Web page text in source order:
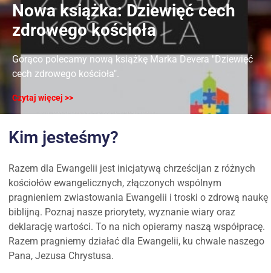
Nowa książka: Dziewięć cech
zdrowego kościoła
​Gorąco polecamy nową książkę Marka Devera "Dziewięć
cech zdrowego kościoła".
Czytaj więcej >>
Kim jesteśmy?
Razem dla Ewangelii jest inicjatywą chrześcijan z różnych
kościołów ewangelicznych, złączonych wspólnym
pragnieniem zwiastowania Ewangelii i troski o zdrową naukę
biblijną. Poznaj nasze priorytety, wyznanie wiary oraz
deklarację wartości. To na nich opieramy naszą współpracę.
Razem pragniemy działać dla Ewangelii, ku chwale naszego
Pana, Jezusa Chrystusa.